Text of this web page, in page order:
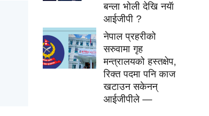
बन्ला भोली देखि नयॅा
आईजीपी ?
नेपाल प्रहरीको
सरुवामा गृह
मन्त्रालयको हस्तक्षेप,
रिक्त पदमा पनि काज
खटाउन सकेनन्
आईजीपीले —